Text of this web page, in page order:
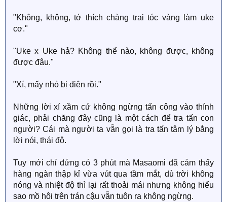
"Không, không, tớ thích chàng trai tóc vàng làm uke
cơ."
"Uke x Uke hả? Không thể nào, không được, không
được đâu."
"Xí, mấy nhỏ bị điên rồi."
Những lời xí xầm cứ không ngừng tấn công vào thính
giác, phải chăng đây cũng là một cách để tra tấn con
người? Cái mà người ta vẫn gọi là tra tấn tâm lý bằng
lời nói, thái độ.
Tuy mới chỉ đứng có 3 phút mà Masaomi đã cảm thấy
hàng ngàn thập kỉ vừa vút qua tầm mắt, dù trời không
nóng và nhiệt độ thì lại rất thoải mái nhưng không hiểu
sao mồ hôi trên trán cậu vẫn tuôn ra không ngừng.